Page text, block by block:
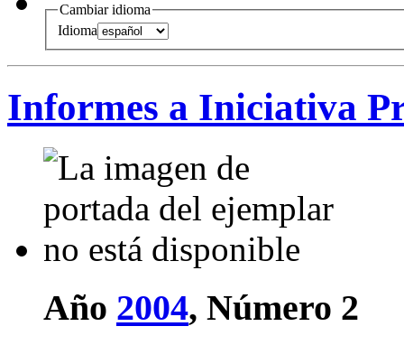
Cambiar idioma
Idioma
Informes a Iniciativa
Año 2004, Número 2